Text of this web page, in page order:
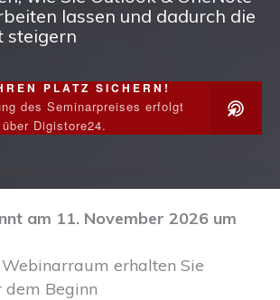
lassen und dadurch die
steigern
PLATZ SICHERN!
des Seminarpreises erfolgt
über Digistore24.
am 11. November 2026 um
erhalten Sie
Beginn